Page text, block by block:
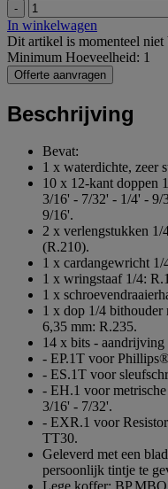
-
In winkelwagen
Dit artikel is momenteel niet
Minimum Hoeveelheid: 1
Offerte aanvragen
Beschrijving
Bevat:
1 x waterdichte, zeer
10 x 12-kant doppen
3/16' - 7/32' - 1/4' - 9/
9/16'.
2 x verlengstukken
(R.210).
1 x cardangewricht
1 x wringstaaf 1/4:
1 x
1 x dop 1/4 bithouder
6,35 mm: R.235.
14 x bits -
- EP.1T voor
- ES.1T voor
- EH.1 voor
3/16' - 7/32'.
- EXR.1 voor
TT30.
Geleverd met een
persoonlijk tintje te